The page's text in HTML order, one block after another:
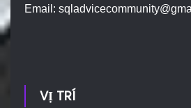
Email:
VỊ TRÍ